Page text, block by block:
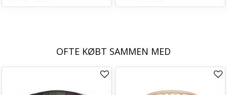
OFTE KØBT SAMMEN MED